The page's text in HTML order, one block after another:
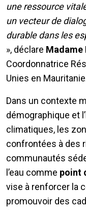
une ressource
un vecteur de
durable dans les
», déclare Madame
Coordonnatrice
Unies en
Dans un contexte
démographique et
climatiques, les
confrontées à des
communautés
l’eau comme point
vise à renforcer la
promouvoir des